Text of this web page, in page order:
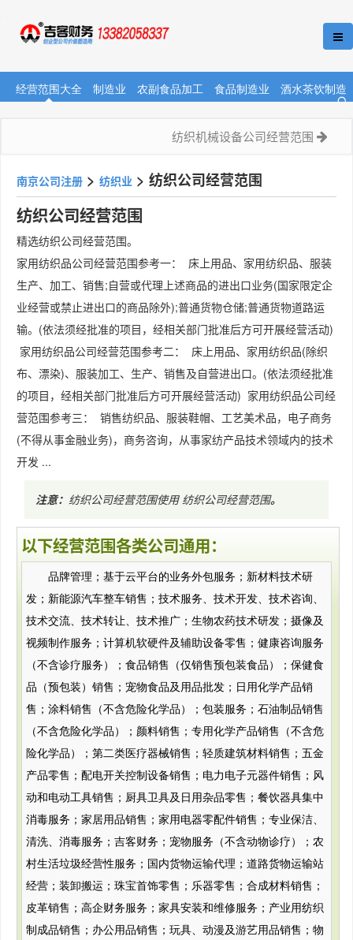
经营范围大全 制造业 农副食品加工 食品制造业 酒水茶饮制造
纺织机械设备公司经营范围
南京公司注册 > 纺织业 > ​纺织公司经营范围
​纺织公司经营范围
精选​纺织公司经营范围。
家用纺织品公司经营范围参考一： 床上用品、家用纺织品、服装
生产、加工、销售;自营或代理上述商品的进出口业务(国家限定企
业经营或禁止进出口的商品除外);普通货物仓储;普通货物道路运
输。(依法须经批准的项目，经相关部门批准后方可开展经营活动)
家用纺织品公司经营范围参考二： 床上用品、家用纺织品(除织
布、漂染)、服装加工、生产、销售及自营进出口。(依法须经批准
的项目，经相关部门批准后方可开展经营活动) 家用纺织品公司经
营范围参考三： 销售纺织品、服装鞋帽、工艺美术品，电子商务
(不得从事金融业务)，商务咨询，从事家纺产品技术领域内的技术
开发 ...
注意： ​纺织公司经营范围使用​纺织公司经营范围。
以下经营范围各类公司通用：
品牌管理；基于云平台的业务外包服务；新材料技术研
发；新能源汽车整车销售；技术服务、技术开发、技术咨询、
技术交流、技术转让、技术推广；生物农药技术研发；摄像及
视频制作服务；计算机软硬件及辅助设备零售；健康咨询服务
（不含诊疗服务）；食品销售（仅销售预包装食品）；保健食
品（预包装）销售；宠物食品及用品批发；日用化学产品销
售；涂料销售（不含危险化学品）；包装服务；石油制品销售
（不含危险化学品）；颜料销售；专用化学产品销售（不含危
险化学品）；第二类医疗器械销售；轻质建筑材料销售；五金
产品零售；配电开关控制设备销售；电力电子元器件销售；风
动和电动工具销售；厨具卫具及日用杂品零售；餐饮器具集中
消毒服务；家居用品销售；家用电器零配件销售；专业保洁、
清洗、消毒服务；吉客财务；宠物服务（不含动物诊疗）；农
村生活垃圾经营性服务；国内货物运输代理；道路货物运输站
经营；装卸搬运；珠宝首饰零售；乐器零售；合成材料销售；
皮革销售；高企财务服务；家具安装和维修服务；产业用纺织
制成品销售；办公用品销售；玩具、动漫及游艺用品销售；物